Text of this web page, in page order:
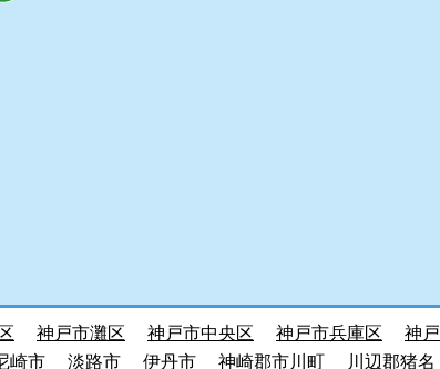
神戸市灘区 神戸市中央区 神戸市兵庫区
神戸
崎市 淡路市 伊丹市 神崎郡市川町 川辺郡猪名